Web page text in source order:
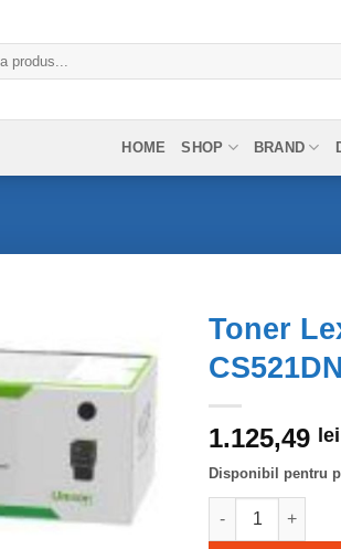
HOME SHOP BRAND
Toner
1.125,49 lei
Disponibil pentru
Cantitate Toner